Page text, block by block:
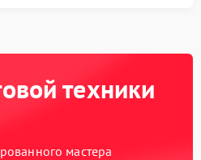
техники
мастера